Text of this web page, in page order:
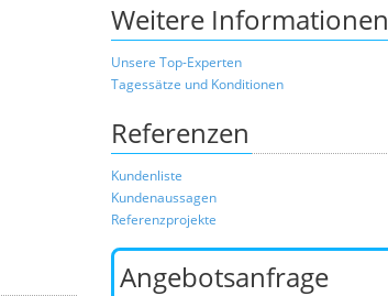
Weitere Informationen
Unsere Top-Experten
Tagessätze und Konditionen
Referenzen
Kundenliste
Kundenaussagen
Referenzprojekte
Angebotsanfrage